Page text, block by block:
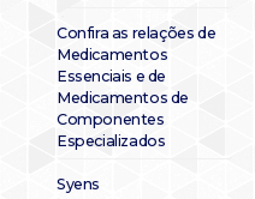
Confira as relações de
Medicamentos
Essenciais e de
Medicamentos de
Componentes
Especializados
Syens